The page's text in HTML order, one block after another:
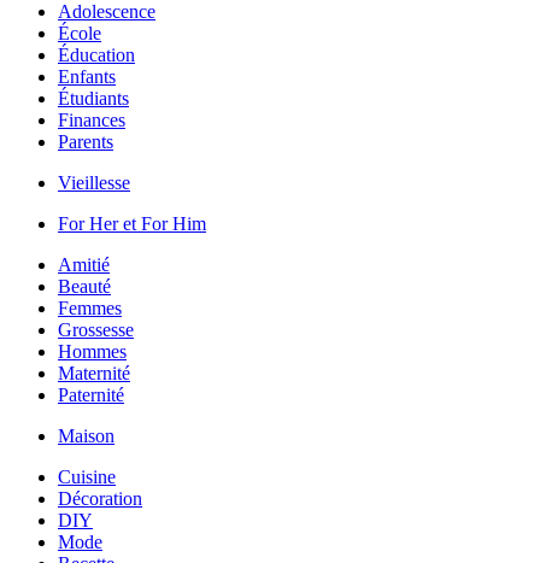
Adolescence
École
Éducation
Enfants
Étudiants
Finances
Parents
Vieillesse
For Her et For Him
Amitié
Beauté
Femmes
Grossesse
Hommes
Maternité
Paternité
Maison
Cuisine
Décoration
DIY
Mode